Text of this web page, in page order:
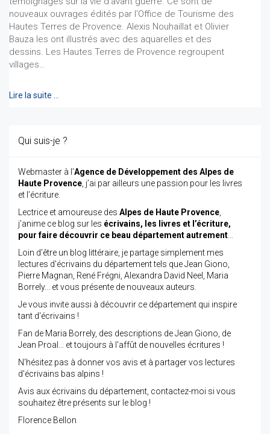
nouveaux ouvrages édités par l'Office de Tourisme des
Hautes Terres de Provence. Alexis Nouhaillat et Olivier
Bauza les ont illustrés avec des aquarelles et des
dessins. Les Hautes Terres de Provence regroupent
villages…
Lire la suite …
Qui suis-je ?
Webmaster à l’Agence de Développement des Alpes de
Haute Provence , j’ai par ailleurs une passion pour les livres
et l’écriture.
Lectrice et amoureuse des Alpes de Haute Provence
j’anime ce blog sur les écrivains, les livres et l’écriture,
pour faire découvrir ce beau département autrement
Loin d'être un blog littéraire, je partage simplement mes
lectures d'écrivains du département tels que Jean Giono,
Pierre Magnan, René Frégni, Alexandra David Neel, Maria
Borrely... et vous présente de nouveaux auteurs.
Je vous invite aussi à découvrir ce département qui inspire
tant d'écrivains !
Fan de Maria Borrely, des descriptions de Jean Giono, de
Jean Proal... et toujours à l'affût de nouvelles écritures !
N'hésitez pas à donner vos avis et à partager vos lectures
d'écrivains bas alpins !
Avis aux écrivains du département, contactez-moi si vous
souhaitez être présents sur le blog !
Florence Bellon